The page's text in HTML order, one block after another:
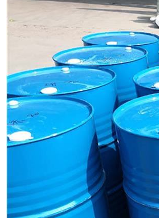
无机盐 有机溶
添加剂助剂 十二烷
十二烷基苯磺酸 甲醇钠
乙醇钠 三乙胺
丙二醇甲醚醋酸酯 丙酸乙
过氧化苯甲酰 多聚磷
芳烃化
酯类 有机酸